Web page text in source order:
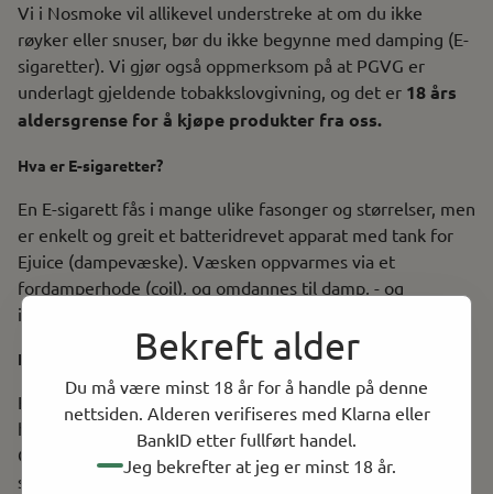
Bekreft alder
Du må være minst 18 år for å handle på denne
nettsiden. Alderen verifiseres med Klarna eller
BankID etter fullført handel.
Jeg bekrefter at jeg er minst 18 år.
Vi i Nosmoke vil allikevel understreke at om du ikke
røyker eller snuser, bør du ikke begynne med damping (E-
sigaretter). Vi gjør også oppmerksom på at PGVG er
underlagt gjeldende tobakkslovgivning, og det er 18 års
aldersgrense for å kjøpe produkter fra oss.
Hva er E-sigaretter?
En E-sigarett fås i mange ulike fasonger og størrelser, men
er enkelt og greit et batteridrevet apparat med tank for
Ejuice (dampevæske). Væsken oppvarmes via et
fordamperhode (coil), og omdannes til damp, - og
inhaleres.
Hva er Ejuice?
Ejuce er væsken som omdannes til Damp, og har 2
hovedingredienser Propylenglycol (PG), og Vegetabilsk
Glyserin (VG), samt tilsatte Aromaer som utgjør selve
smaken. Ejuice kan du kjøpe ferdigblandet eller blande